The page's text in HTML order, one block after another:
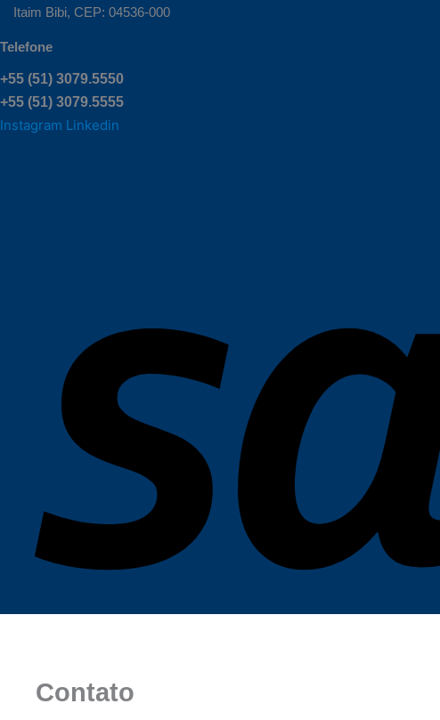
Itaim Bibi, CEP: 04536-000
Telefone
+55 (51) 3079.5550
+55 (51) 3079.5555
Instagram Linkedin
Contato